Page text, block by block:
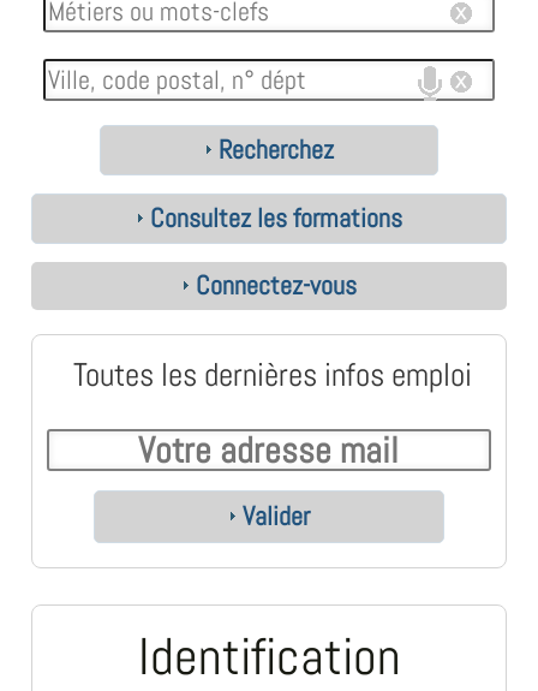
Recherchez
Consultez les formations
Connectez-vous
Toutes les dernières infos emploi
Valider
Identification